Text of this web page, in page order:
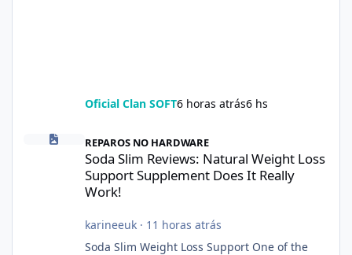
Oficial Clan SOFT6 horas atrás6 hs
Soda Slim Reviews: Natural Weight Loss Support Supplement
REPAROS NO HARDWARE
Soda Slim Reviews: Natural Weight Loss
Support Supplement Does It Really
Work!
karineeuk· 11 horas atrás
Soda Slim Weight Loss Support One of the